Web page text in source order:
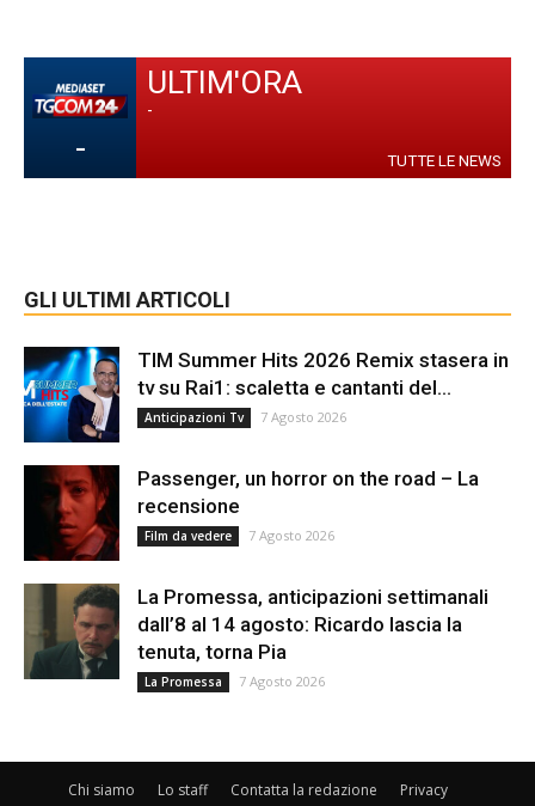
-
ULTIM'ORA
-
TUTTE LE NEWS
GLI ULTIMI ARTICOLI
TIM Summer Hits 2026 Remix stasera in
tv su Rai1: scaletta e cantanti del...
Anticipazioni Tv 7 Agosto 2026
Passenger, un horror on the road – La
recensione
Film da vedere 7 Agosto 2026
La Promessa, anticipazioni settimanali
dall’8 al 14 agosto: Ricardo lascia la
tenuta, torna Pia
La Promessa 7 Agosto 2026
Chi siamo Lo staff Contatta la redazione
Privacy